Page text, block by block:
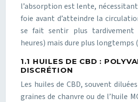
l’absorption est lente,
foie avant d’atteindre la
se fait sentir plus
heures) mais dure plus longtemps
1.1 HUILES DE CBD :
DISCRÉTION
Les huiles de CBD, souvent
graines de chanvre ou de l’huile